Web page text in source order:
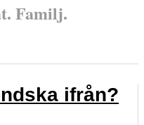
Familj.
ifrån?